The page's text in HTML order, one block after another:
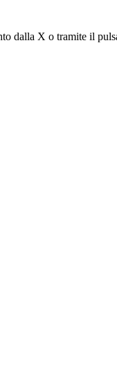
dalla X o tramite il